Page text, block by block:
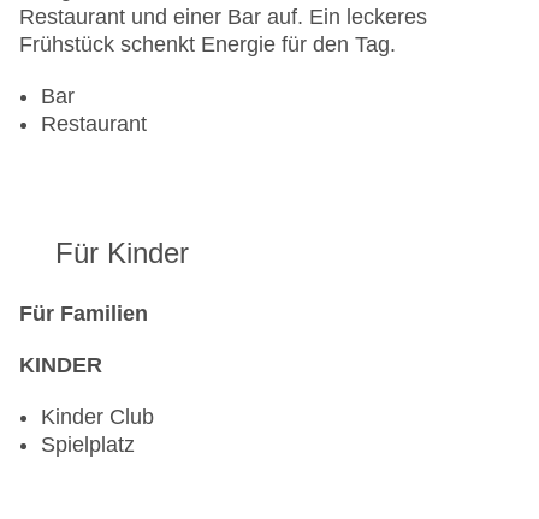
Restaurant und einer Bar auf. Ein leckeres
Frühstück schenkt Energie für den Tag.
Bar
Restaurant
Für Kinder
Für Familien
KINDER
Kinder Club
Spielplatz